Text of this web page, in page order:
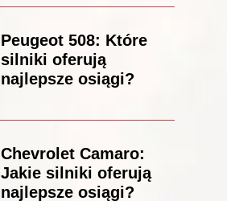
Peugeot 508: Które
silniki oferują
najlepsze osiągi?
Chevrolet Camaro:
Jakie silniki oferują
najlepsze osiągi?